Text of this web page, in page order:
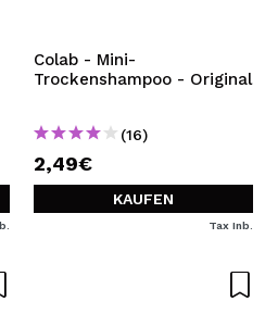
bei Maquillalia.de
ERSTELLEN
Colab - Mini-
Trockenshampoo - Original
(16)
2,49€
KAUFEN
Tax Inb.